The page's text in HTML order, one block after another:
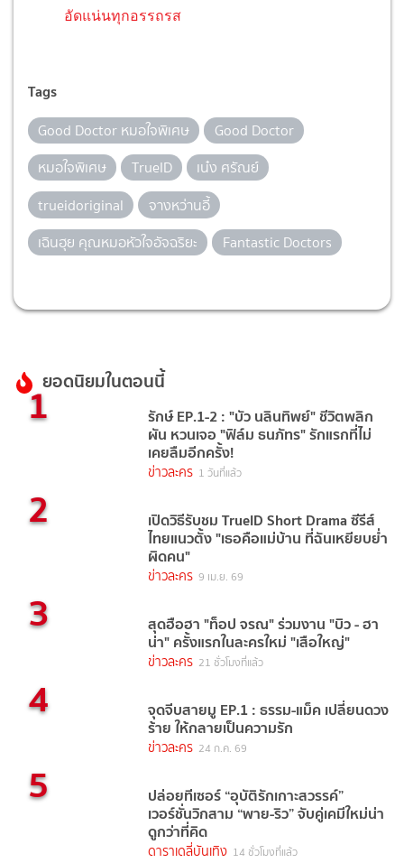
อัดแน่นทุกอรรถรส
Tags
Good Doctor หมอใจพิเศษ
Good Doctor
หมอใจพิเศษ
TrueID
เน๋ง ศรัณย์
trueidoriginal
จางหว่านอี้
เฉินฮุย คุณหมอหัวใจอัจฉริยะ
Fantastic Doctors
ยอดนิยมในตอนนี้
1 รักษ์ EP.1-2 : "บัว นลินทิพย์" ชีวิตพลิก
ผัน หวนเจอ "ฟิล์ม ธนภัทร" รักแรกที่ไม่
เคยลืมอีกครั้ง!
ข่าวละคร 1 วันที่แล้ว
2 เปิดวิธีรับชม TrueID Short Drama ซีรีส์
ไทยแนวตั้ง "เธอคือแม่บ้าน ที่ฉันเหยียบย่ำ
ผิดคน"
ข่าวละคร 9 เม.ย. 69
3 สุดฮือฮา "ท็อป จรณ" ร่วมงาน "บิว - ฮา
น่า" ครั้งแรกในละครใหม่ "เสือใหญ่"
ข่าวละคร 21 ชั่วโมงที่แล้ว
4 จุดจีบสายมู EP.1 : ธรรม-แม็ค เปลี่ยนดวง
ร้าย ให้กลายเป็นความรัก
ข่าวละคร 24 ก.ค. 69
5 ปล่อยทีเซอร์ “อุบัติรักเกาะสวรรค์”
เวอร์ชั่นวิกสาม “พาย-ริว” จับคู่เคมีใหม่น่า
ดูกว่าที่คิด
ดาราเดลี่บันเทิง 14 ชั่วโมงที่แล้ว